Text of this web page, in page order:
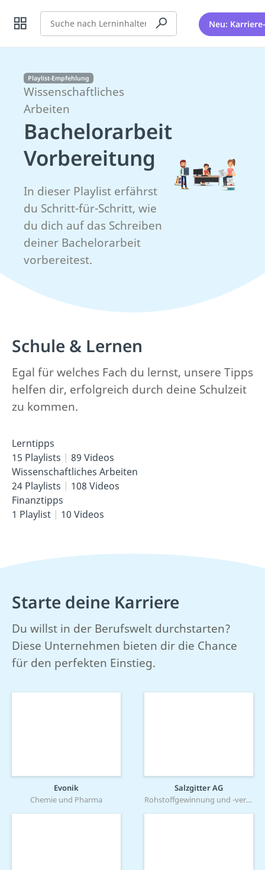
Suche Neu:
Playlist-Empfehlung
Wissenschaftliches
Arbeiten
Bachelorarbeit
Vorbereitung
In dieser Playlist erfährst
du Schritt-für-Schritt, wie
du dich auf das Schreiben
deiner Bachelorarbeit
vorbereitest.
Schule & Lernen
Egal für welches Fach du lernst, unsere Tipps
helfen dir, erfolgreich durch deine Schulzeit
zu kommen.
Lerntipps
15 Playlists
89 Videos
Wissenschaftliches Arbeiten
24 Playlists
108 Videos
Finanztipps
1 Playlist
10 Videos
Starte deine Karriere
Du willst in der Berufswelt durchstarten?
Diese Unternehmen bieten dir die Chance
für den perfekten Einstieg.
Evonik
Chemie und Pharma
Salzgitter AG
Rohstoffgewinnung und -verarbeitung